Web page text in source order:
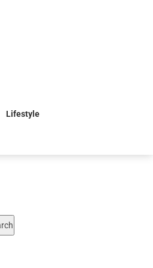
Lifestyle